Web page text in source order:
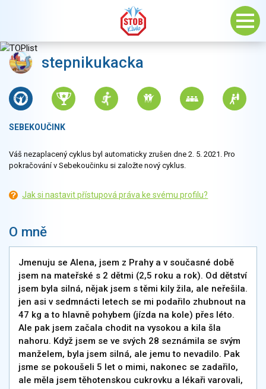
stepnikukacka
SEBEKOUČINK
Váš nezaplacený cyklus byl automaticky zrušen dne 2. 5. 2021. Pro
pokračování v Sebekoučinku si založte nový cyklus.
Jak si nastavit přístupová práva ke svému profilu?
O mně
Jmenuju se Alena, jsem z Prahy a v současné době
jsem na mateřské s 2 dětmi (2,5 roku a rok). Od dětství
jsem byla silná, nějak jsem s těmi kily žila, ale neřešila.
jen asi v sedmnácti letech se mi podařilo zhubnout na
47 kg a to hlavně pohybem (jízda na kole) přes léto.
Ale pak jsem začala chodit na vysokou a kila šla
nahoru. Když jsem se ve svých 28 seznámila se svým
manželem, byla jsem silná, ale jemu to nevadilo. Pak
jsme se pokoušeli 5 let o mimi, nakonec se zadařilo,
ale měla jsem těhotenskou cukrovku a lékaři varovali,